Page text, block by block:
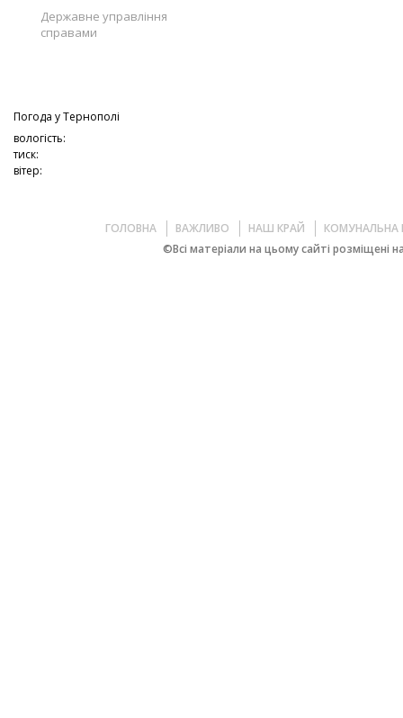
Державне управління
справами
Погода уТернополі
вологість:
тиск:
вітер:
ГОЛОВНА ВАЖЛИВО НАШ КРАЙ
КОМУНАЛЬНА
©Всі матеріали на цьому сайті розміщені